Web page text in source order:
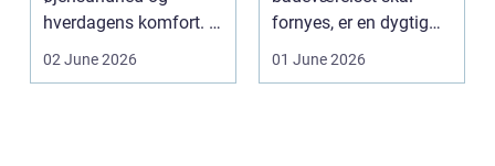
hverdagens komfort. I
en by som Aarhus, h...
02 June 2026
fornyes, er en dygtig
VVS-installatør gu...
01 June 2026